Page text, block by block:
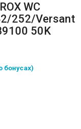
WC
252/Versant
50K
бонусах)